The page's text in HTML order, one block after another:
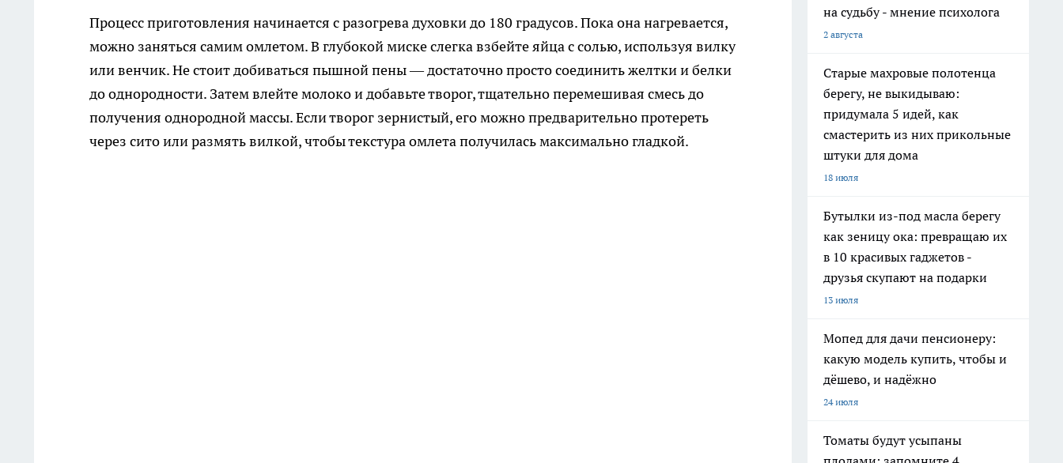
Процесс приготовления начинается с разогрева духовки до 180 градусов. Пока она нагревается,
можно заняться самим омлетом. В глубокой миске слегка взбейте яйца с солью, используя вилку
или венчик. Не стоит добиваться пышной пены — достаточно просто соединить желтки и белки
до однородности. Затем влейте молоко и добавьте творог, тщательно перемешивая смесь до
получения однородной массы. Если творог зернистый, его можно предварительно протереть
через сито или размять вилкой, чтобы текстура омлета получилась максимально гладкой.
на судьбу - мнение психолога
2 августа
Старые махровые полотенца
берегу, не выкидываю:
придумала 5 идей, как
смастерить из них прикольные
штуки для дома
18 июля
Бутылки из-под масла берегу
как зеницу ока: превращаю их
в 10 красивых гаджетов -
друзья скупают на подарки
13 июля
Мопед для дачи пенсионеру:
какую модель купить, чтобы и
дёшево, и надёжно
24 июля
Томаты будут усыпаны